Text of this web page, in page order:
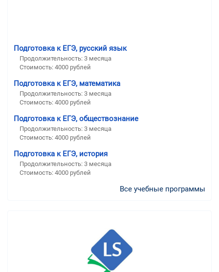
Подготовка к ЕГЭ, русский язык
Продолжительность: 3 месяца
Стоимость: 4000 рублей
Подготовка к ЕГЭ, математика
Продолжительность: 3 месяца
Стоимость: 4000 рублей
Подготовка к ЕГЭ, обществознание
Продолжительность: 3 месяца
Стоимость: 4000 рублей
Подготовка к ЕГЭ, история
Продолжительность: 3 месяца
Стоимость: 4000 рублей
Все учебные программы